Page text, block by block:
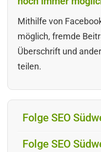
Mithilfe von
möglich, fremde
Überschrift und
teilen.
Folge SEO
Folge SEO